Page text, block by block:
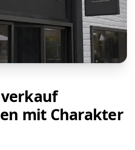
mit Charakter